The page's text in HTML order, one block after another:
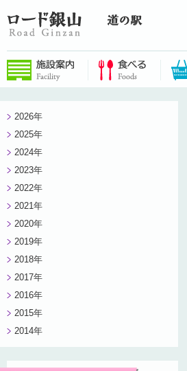
2026年
2025年
2024年
2023年
2022年
2021年
2020年
2019年
2018年
2017年
2016年
2015年
2014年